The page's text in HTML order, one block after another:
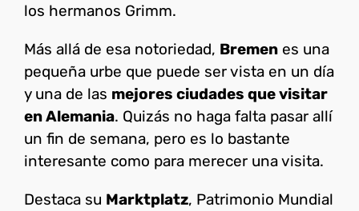
los hermanos Grimm.
Más allá de esa notoriedad, Bremen es una
pequeña urbe que puede ser vista en un día
y una de las mejores ciudades que visitar
en Alemania. Quizás no haga falta pasar allí
un fin de semana, pero es lo bastante
interesante como para merecer una visita.
Destaca su Marktplatz, Patrimonio Mundial